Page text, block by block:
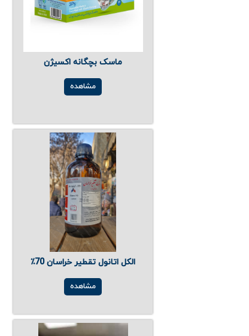
ماسک بچگانه اکسیژن
مشاهده
الکل اتانول تقطیر خراسان 70٪
مشاهده